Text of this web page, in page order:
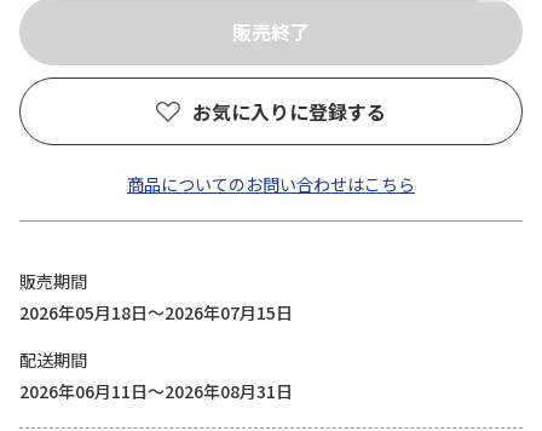
お気に入りに登録する
商品についてのお問い合わせはこちら
販売期間
2026年05月18日～2026年07月15日
配送期間
2026年06月11日～2026年08月31日